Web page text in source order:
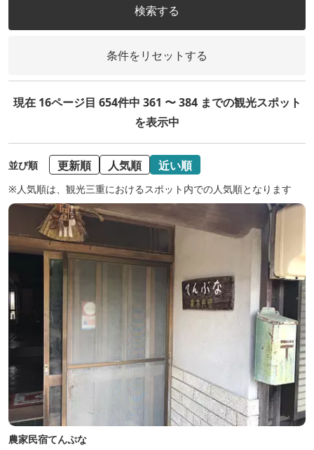
検索する
条件をリセットする
現在 16ページ目 654件中 361 〜 384 までの観光スポット
を表示中
並び順 更新順 人気順 近い順
※人気順は、観光三重におけるスポット内での人気順となります
農家民宿てんぷな